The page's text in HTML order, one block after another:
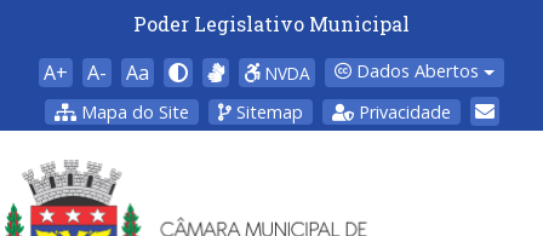
Poder Legislativo Municipal
A+ A- Aa NVDA
Dados Abertos
Mapa do Site
Sitemap Privacidade